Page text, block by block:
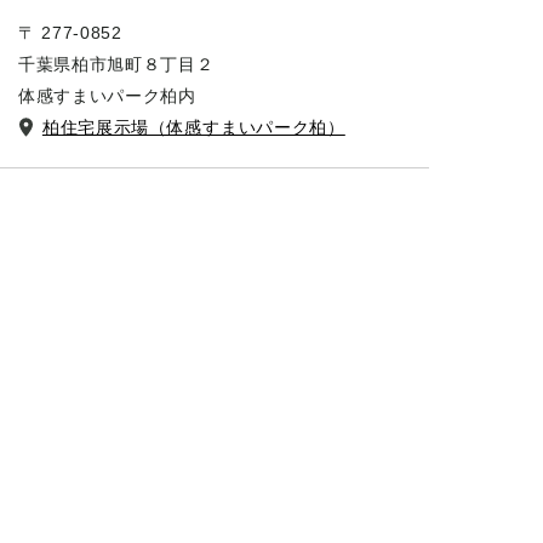
〒 277-0852
千葉県柏市旭町８丁目２
体感すまいパーク柏内
柏住宅展示場（体感すまいパーク柏）